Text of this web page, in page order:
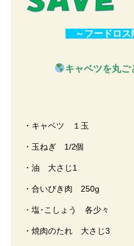
～フードロス
キャベツを丸ご
・キャベツ １玉
・玉ねぎ 1/2個
・油 大さじ1
・合いびき肉 250g
・塩･こしょう 各少々
・焼肉のたれ 大さじ3